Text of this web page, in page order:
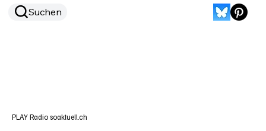
Suchen
PLAY Radio soaktuell.ch